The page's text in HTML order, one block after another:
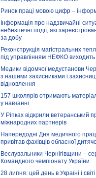
Ринок праці мовою цифр –
Інформація про надзвичайні
небезпечні події, які
за добу
Реконструкція магістральних
під управлінням НЕФКО
Медики відомчої медустанови
з нашими захисниками і
відновлення
157 школярів отримають
у навчанні
У Ріпках відкрили ветеранський
міжнародних партнерів
Напередодні Дня медичного
привітав фахівців обласної
Веслувальники Чернігівщини –
Командного чемпіонату України
28 липня: цей день в Україні і світі